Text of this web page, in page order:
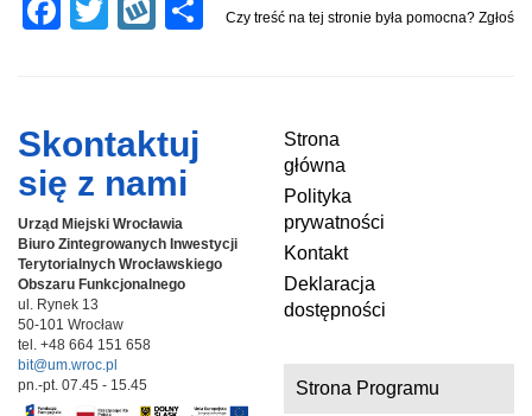
F
b
o
o
k
T
er
W
p
SCzy treść na tej stronie była pomocna? Zgłoś
Skontaktuj
się z nami
Urząd Miejski Wrocławia
Biuro Zintegrowanych Inwestycji
Terytorialnych Wrocławskiego
Obszaru Funkcjonalnego
ul. Rynek 13
50-101 Wrocław
tel. +48 664 151 658
bit@um.wroc.pl
pn.-pt. 07.45 - 15.45
Strona
główna
Polityka
prywatności
Kontakt
Deklaracja
dostępności
Strona Programu